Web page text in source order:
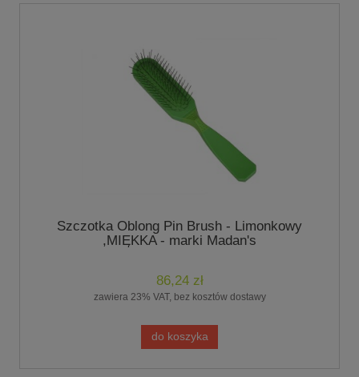
Szczotka Oblong Pin Brush - Limonkowy
,MIĘKKA - marki Madan's
86,24 zł
zawiera 23% VAT, bez kosztów dostawy
do koszyka